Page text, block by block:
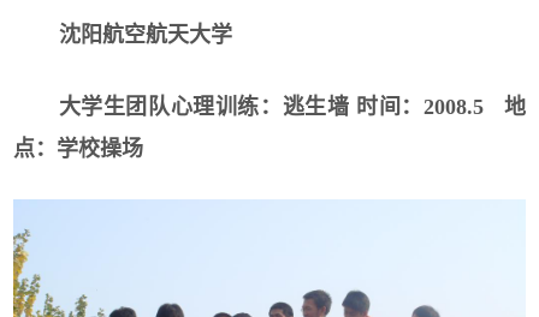
沈阳航空航天大学
大学生团队心理训练：逃生墙 时间： 2008.5 地
点：学校操场